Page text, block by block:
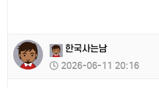
한국사는남
2026-06-11 20:16